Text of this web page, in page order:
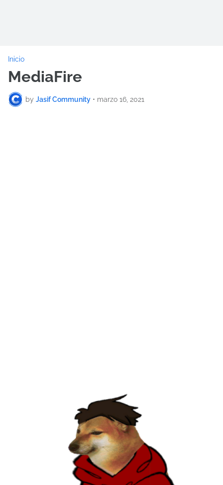
Inicio
MediaFire
by Jasif Community • marzo 16, 2021